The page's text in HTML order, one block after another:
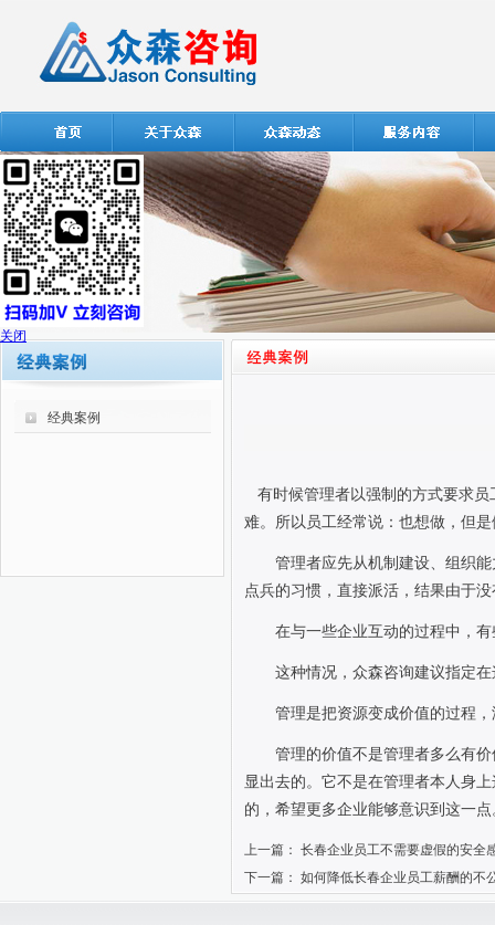
经典案例
有时候管理者以强制的方式要求
难。所以员工经常说：也想做，但
管理者应先从机制建设、组织
点兵的习惯，直接派活，结果由于
在与一些企业互动的过程中，
这种情况，众森咨询建议指定
管理是把资源变成价值的过程
管理的价值不是管理者多么有
显出去的。它不是在管理者本人身
的，希望更多企业能够意识到这一点
上一篇： 长春企业员工不需要虚假的安全
下一篇： 如何降低长春企业员工薪酬的不
关闭